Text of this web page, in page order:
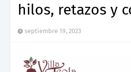
hilos, retazos y
septiembre 19, 2023